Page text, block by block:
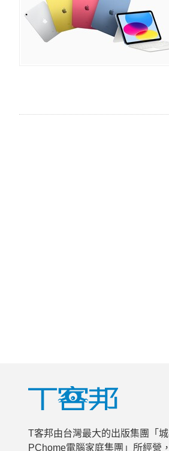
T客邦由台灣最大的出版集團「
PChome電腦家庭集團」所經營